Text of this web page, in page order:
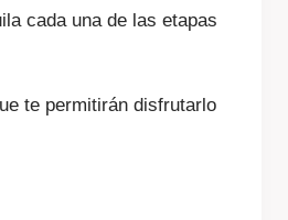
cada una de las etapas
te permitirán disfrutarlo